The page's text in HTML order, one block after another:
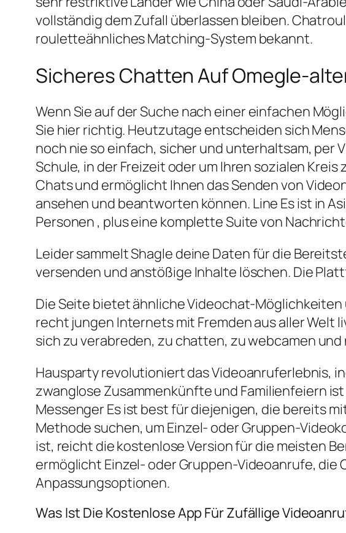
vollständig dem Zufall überlassen bleiben.
rouletteähnliches Matching-System bekannt.
Sicheres Chatten Auf Omegle-
Wenn Sie auf der Suche nach einer einfachen
Sie hier richtig. Heutzutage entscheiden sich
noch nie so einfach, sicher und unterhaltsam, per
Schule, in der Freizeit oder um Ihren sozialen
Chats und ermöglicht Ihnen das Senden von
ansehen und beantworten können. Line Es ist in
Personen , plus eine komplette Suite von
Leider sammelt Shagle deine Daten für die
versenden und anstößige Inhalte löschen. Die
Die Seite bietet ähnliche Videochat-
recht jungen Internets mit Fremden aus aller Welt
sich zu verabreden, zu chatten, zu webcamen
Hausparty revolutioniert das Videoanruferlebnis,
zwanglose Zusammenkünfte und Familienfeiern
Messenger Es ist best für diejenigen, die bereits
Methode suchen, um Einzel- oder Gruppen-
ist, reicht die kostenlose Version für die meisten
ermöglicht Einzel- oder Gruppen-Videoanrufe, die
Anpassungsoptionen.
Was Ist Die Kostenlose App Für Zufällige